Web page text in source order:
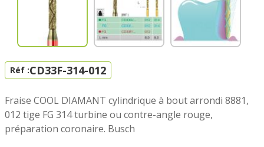
Réf :CD33F-314-012
Fraise COOL DIAMANT cylindrique à bout arrondi 8881,
012 tige FG 314 turbine ou contre-angle rouge,
préparation coronaire. Busch